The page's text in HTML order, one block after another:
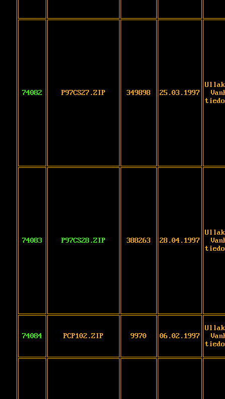
74082 P97CS27.ZIP 349898 25.03.1997
74083 P97CS28.ZIP 388263 28.04.1997
74084 PCP102.ZIP 9970 06.02.1997